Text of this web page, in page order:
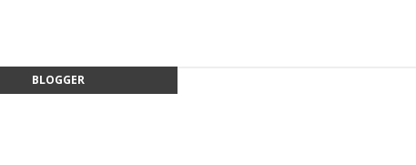
BLOGGER